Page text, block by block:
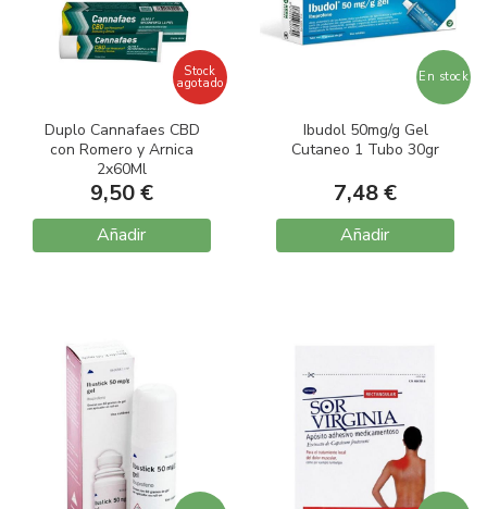
Stock
agotado
Duplo Cannafaes CBD
con Romero y Arnica
2x60Ml
9,50 €
Añadir
En stock
Ibudol 50mg/g Gel
Cutaneo 1 Tubo 30gr
7,48 €
Añadir